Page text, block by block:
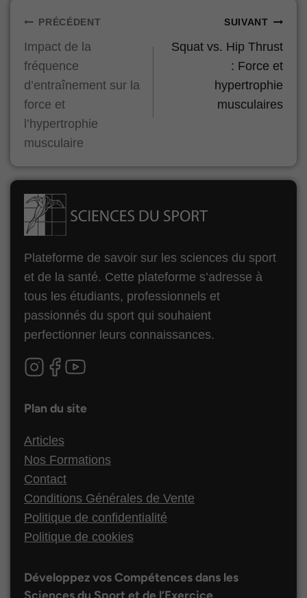
Navigation
de
l’article
PRÉCÉDENT
Impact de la
fréquence
d’entraînement sur la
force et
l’hypertrophie
musculaire
SUIVANT
Squat vs. Hip Thrust
: Force et
hypertrophie
musculaires
Plateforme de savoir sur les sciences du sport
et de la santé. Cette plateforme s’adresse à
tous les étudiants, professionnels et
passionnés du sport qui souhaient
perfectionner leurs connaissances.
Plan du site
Articles
Nos Formations
Contact
Conditions Générales de Vente
Politique de confidentialité
Politique de cookies
Développez vos Compétences dans les
Sciences du Sport et de l’Exercice